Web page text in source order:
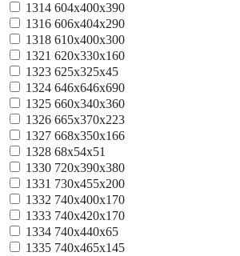
1314 604x400x390
1316 606x404x290
1318 610x400x300
1321 620x330x160
1323 625х325х45
1324 646х646х690
1325 660x340x360
1326 665х370х223
1327 668x350x166
1328 68x54x51
1330 720х390х380
1331 730x455x200
1332 740x400x170
1333 740x420x170
1334 740x440x65
1335 740x465x145